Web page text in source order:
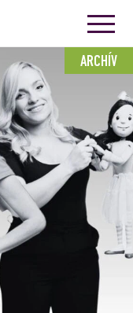
ARCHÍV